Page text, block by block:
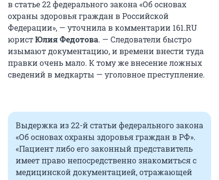
в статье 22 федерального закона «Об основах
охраны здоровья граждан в Российской
Федерации», — уточнила в комментарии 161.RU
юристЮлия Федотова. — Следователи быстро
изымают документацию, и времени внести туда
правки очень мало. К тому же внесение ложных
сведений в медкарты — уголовное преступление.
Выдержка из 22-й статьи федерального закона
«Об основах охраны здоровья граждан в РФ».
«Пациент либо его законный представитель
имеет право непосредственно знакомиться с
медицинской документацией, отражающей